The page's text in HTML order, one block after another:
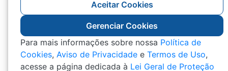
Aceitar Cookies
Gerenciar Cookies
Para mais informações sobre nossa Política de
Cookies, Aviso de Privacidade e Termos de Uso,
acesse a página dedicada à Lei Geral de Proteção